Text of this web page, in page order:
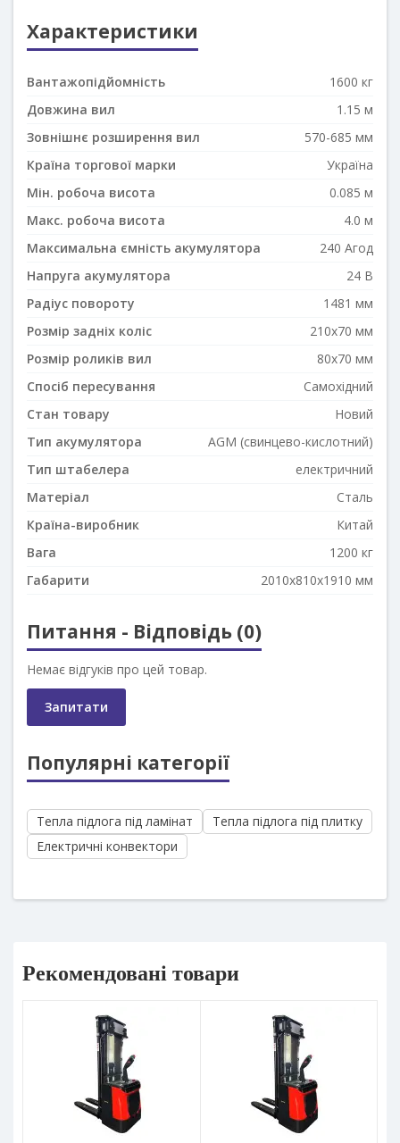
Характеристики
Вантажопідйомність
1600 кг
Довжина вил
1.15 м
Зовнішнє розширення вил
570-685 мм
Країна торгової марки
Україна
Мін. робоча висота
0.085 м
Макс. робоча висота
4.0 м
Максимальна ємність акумулятора
240 Агод
Напруга акумулятора
24 В
Радіус повороту
1481 мм
Розмір задніх коліс
210x70 мм
Розмір роликів вил
80х70 мм
Спосіб пересування
Самохідний
Стан товару
Новий
Тип акумулятора
AGM (cвинцево-кислотний)
Тип штабелера
електричний
Матеріал
Сталь
Країна-виробник
Китай
Вага
1200 кг
Габарити
2010x810x1910 мм
Питання - Відповідь (0)
Немає відгуків про цей товар.
Запитати
Популярні категорії
Тепла підлога під ламінат
Тепла підлога під плитку
Електричні конвектори
Рекомендовані товари